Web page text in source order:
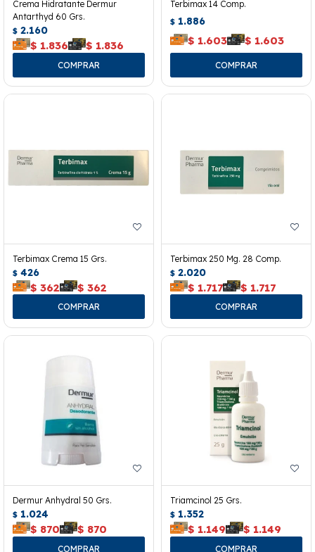
Crema Hidratante Dermur
Antarthyd 60 Grs.
$ 2.160
$ 1.836 $ 1.836
Terbimax 14 Comp.
$ 1.886
$ 1.603 $ 1.603
Terbimax Crema 15 Grs.
$ 426
$ 362 $ 362
Terbimax 250 Mg. 28 Comp.
$ 2.020
$ 1.717 $ 1.717
Dermur Anhydral 50 Grs.
$ 1.024
$ 870 $ 870
Triamcinol 25 Grs.
$ 1.352
$ 1.149 $ 1.149